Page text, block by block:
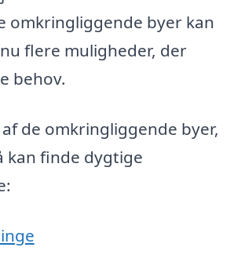
omkringliggende byer kan
flere muligheder, der
behov.
de omkringliggende byer,
kan finde dygtige